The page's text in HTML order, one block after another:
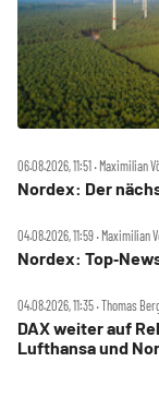
06.08.2026, 11:51 ‧ Maximilian
Nordex: Der
04.08.2026, 11:59 ‧ Maximilian
Nordex:
04.08.2026, 11:35 ‧ Thomas
DAX weiter auf
Lufthansa und